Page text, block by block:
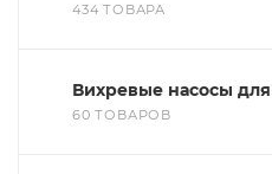
434 ТОВАРА
Вихревые насосы
60 ТОВАРОВ